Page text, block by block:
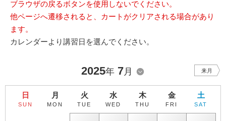
ブラウザの戻るボタンを使用しないでください。
他ページへ遷移されると、カートがクリアされる場合があり
ます。
カレンダーより講習日を選んでください。
2025年 7月 来月
日
SUN
月
MON
火
TUE
水
WED
木
THU
金
FRI
土
SAT